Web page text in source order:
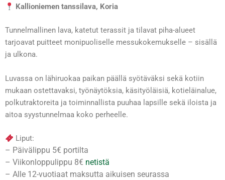
Kallioniemen tanssilava, Koria
Tunnelmallinen lava, katetut terassit ja tilavat piha-alueet
tarjoavat puitteet monipuoliselle messukokemukselle – sisällä
ja ulkona.
Luvassa on lähiruokaa paikan päällä syötäväksi sekä kotiin
mukaan ostettavaksi, työnäytöksia, käsityöläisiä, kotieläinalue,
polkutraktoreita ja toiminnallista puuhaa lapsille sekä iloista ja
aitoa syystunnelmaa koko perheelle.
Liput:
– Päivälippu 5€ portilta
– Viikonloppulippu 8€ netistä
– Alle 12-vuotiaat maksutta aikuisen seurassa